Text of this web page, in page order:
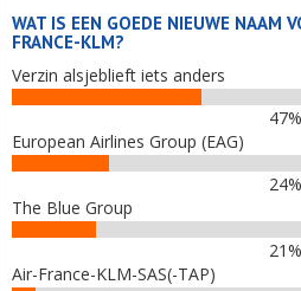
WAT IS EEN GOEDE NIEUWE NAAM
FRANCE-KLM?
Verzin alsjeblieft iets anders
European Airlines Group (EAG)
The Blue Group
Air-France-KLM-SAS(-TAP)